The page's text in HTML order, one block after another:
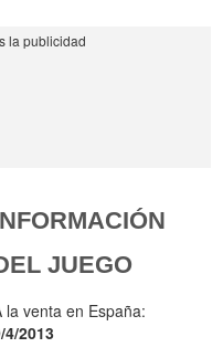
JUEGO
la venta en España:
4/2013